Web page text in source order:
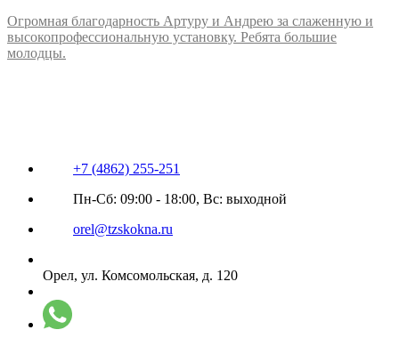
Огромная благодарность Артуру и Андрею за слаженную и
высокопрофессиональную установку. Ребята большие
молодцы.
+7 (4862) 255-251
Пн-Сб: 09:00 - 18:00, Вс: выходной
orel@tzskokna.ru
Орел, ул. Комсомольская, д. 120